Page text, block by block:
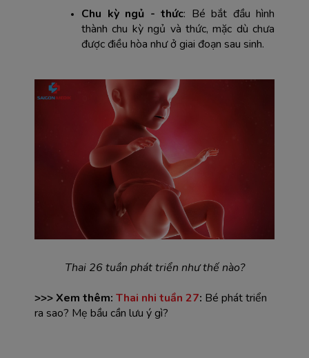
Chu kỳ ngủ - thức: Bé bắt đầu hình
thành chu kỳ ngủ và thức, mặc dù chưa
được điều hòa như ở giai đoạn sau sinh.
Thai 26 tuần phát triển như thế nào?
>>> Xem thêm: Thai nhi tuần 27: Bé phát triển
ra sao? Mẹ bầu cần lưu ý gì?